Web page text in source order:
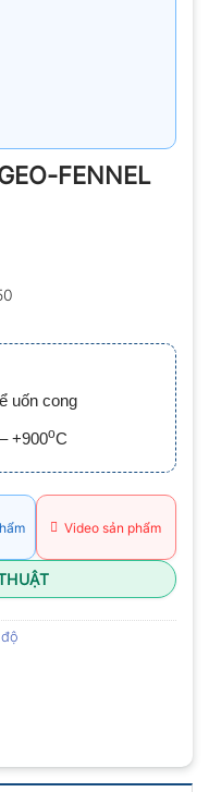
FENNEL
uốn cong
+900oC
Video sản phẩm